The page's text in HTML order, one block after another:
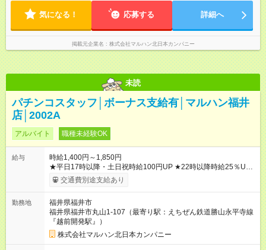
気になる！ 応募する 詳細へ
掲載元企業名 株式会社マルハン北日本カンパニー
未読
パチンコスタッフ│ボーナス支給有│マルハン福井
店│2002A
アルバイト 職種未経験OK
給与
時給1,400円～1,850円
★平日17時以降・土日祝時給100円UP ★22時以降時給25％UP
※研修期間125時間(最大250時間)までは、時給1300円 【試用期
間】試用期間なし
交通費別途支給あり
勤務地
福井県福井市
福井県福井市丸山1-107（最寄り駅：えちぜん鉄道勝山永平寺線
『越前開発駅』）
株式会社マルハン北日本カンパニー